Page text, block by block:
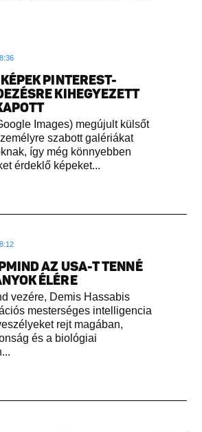
PINTEREST-
KIHEGYEZETT
Images) megújult külsőt
szabott galériákat
így még könnyebben
érdeklő képeket...
AZ USA-T TENNÉ
ÉLÉRE
vezére, Demis Hassabis
mesterséges intelligencia
rejt magában,
és a biológiai